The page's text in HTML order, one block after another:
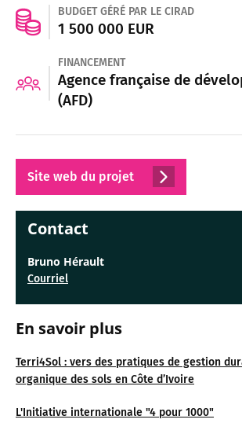
BUDGET GÉRÉ PAR LE CIRAD
1 500 000 EUR
FINANCEMENT
Agence française de
(AFD)
Site web du projet
Contact
Bruno Hérault
Courriel
En savoir plus
Terri4Sol : vers des pratiques de gestion
organique des sols en Côte d’Ivoire
L'Initiative internationale "4 pour 1000"